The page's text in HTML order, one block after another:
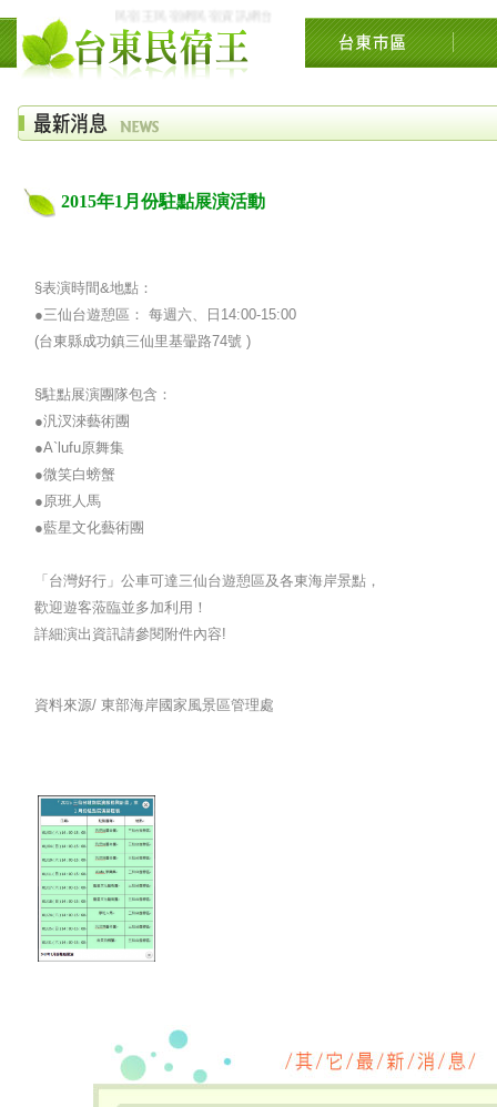
民宿王民宿網民宿資訊網台東花東花蓮綠島民宿住宿旅遊景點交
2015年1月份駐點展演活動
§表演時間&地點：
●三仙台遊憩區： 每週六、日14:00-15:00
(台東縣成功鎮三仙里基翬路74號 )
§駐點展演團隊包含：
●汎汊淶藝術團
●A`lufu原舞集
●微笑白螃蟹
●原班人馬
●藍星文化藝術團
「台灣好行」公車可達三仙台遊憩區及各東海岸景點，
歡迎遊客蒞臨並多加利用！
詳細演出資訊請參閱附件內容!
資料來源/ 東部海岸國家風景區管理處